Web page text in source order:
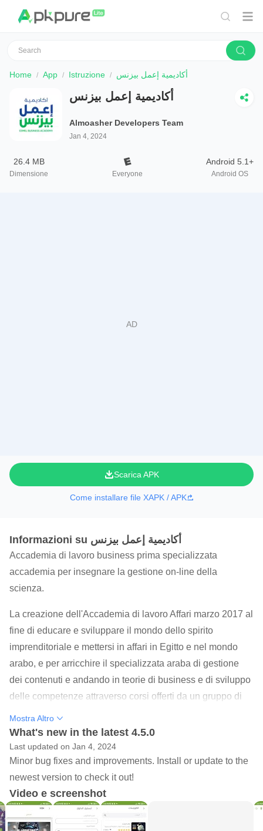
Home App Istruzione أكاديمية إعمل بيزنس
أكاديمية إعمل بيزنس
Almoasher Developers Team
Jan 4, 2024
26.4 MB
Dimensione Everyone
Android 5.1+
Android OS
Scarica APK
Come installare file XAPK / APK
Informazioni su أكاديمية إعمل بيزنس
Accademia di lavoro business prima specializzata
accademia per insegnare la gestione on-line della
scienza.
La creazione dell'Accademia di lavoro Affari marzo 2017 al
fine di educare e sviluppare il mondo dello spirito
imprenditoriale e mettersi in affari in Egitto e nel mondo
arabo, e per arricchire il specializzata araba di gestione
dei contenuti e andando in teorie di business e di sviluppo
delle competenze attraverso corsi offerti da un gruppo di
loro campi, attraverso l'applicazione ciascuno dei
partecipanti saranno in grado di studiare e sperimentare
attraverso l'applicazione, rendendo più facile per lo studio
dei materiali Aktar in meno tempo.
Per aiutare e richieste si prega di contattare 16342
Mostra Altro
What's new in the latest 4.5.0
Last updated on Jan 4, 2024
Minor bug fixes and improvements. Install or update to the
newest version to check it out!
Video e screenshot